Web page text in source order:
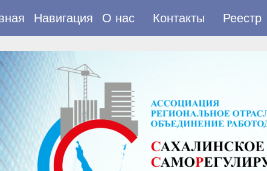
Навигация О нас Контакты Реестр